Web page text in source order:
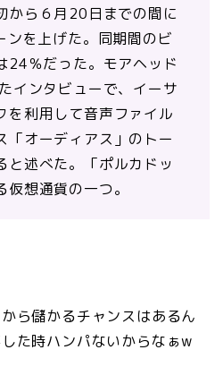
から６月20日までの間に
を上げた。同期間のビ
24％だった。モアヘッド
インタビューで、イーサ
を利用して音声ファイル
「オーディアス」のトー
と述べた。「ポルカドッ
想通貨の一つ。
ら儲かるチャンスはあるん
た時ハンパないからなぁw